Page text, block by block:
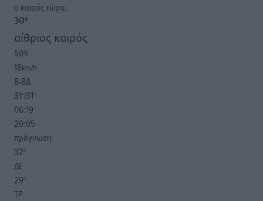
o καιρός τώρα:
30°
αίθριος καιρός
50%
18km/h
Β-ΒΔ
31°/31°
06:19
20:05
πρόγνωση:
32°
ΔΕ
29°
ΤΡ